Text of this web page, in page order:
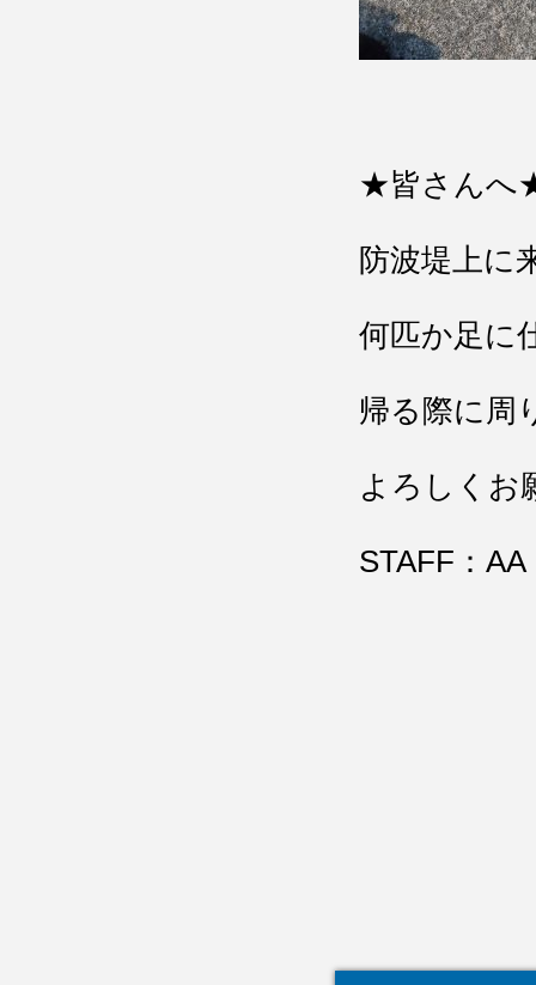
★皆さんへ
防波堤上に
何匹か足に
帰る際に周
よろしくお
STAFF：AA